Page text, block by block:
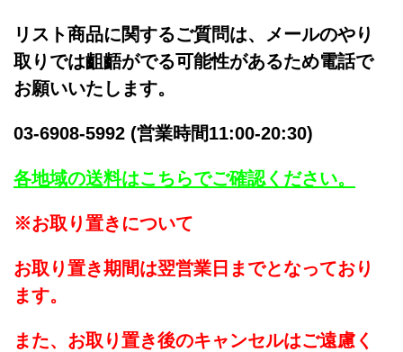
リスト商品に関するご質問は、メールのやり
取りでは齟齬がでる可能性があるため電話で
お願いいたします。
03-6908-5992 (営業時間11:00-20:30)
各地域の送料はこちらでご確認ください。
※お取り置きについて
お取り置き期間は翌営業日までとなっており
ます。
また、お取り置き後のキャンセルはご遠慮く